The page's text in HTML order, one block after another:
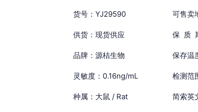
货号：YJ29590 可售卖
供货：现货供应 保 质
品牌：源桔生物 保存
灵敏度：0.16ng/mL 检测范
种属：大鼠 / Rat 简索英